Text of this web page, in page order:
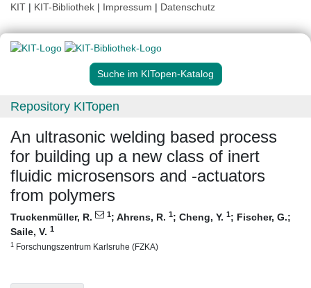
KIT | KIT-Bibliothek | Impressum | Datenschutz
Suche im KITopen-Katalog
Repository KITopen
An ultrasonic welding based process
for building up a new class of inert
fluidic microsensors and -actuators
from polymers
Truckenmüller, R. 1; Ahrens, R. 1; Cheng, Y. 1; Fischer, G.;
Saile, V. 1
1 Forschungszentrum Karlsruhe (FZKA)